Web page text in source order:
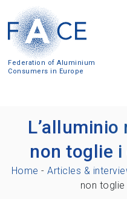
Federation of Aluminium
Consumers in Europe
L’alluminio
non toglie i
Home -Articles &
non toglie